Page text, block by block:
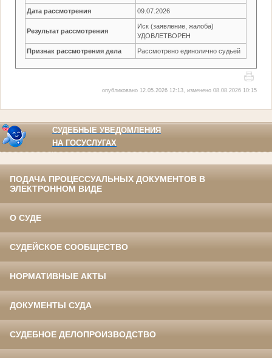
Дата рассмотрения 09.07.2026
Результат рассмотрения
Иск (заявление, жалоба)
УДОВЛЕТВОРЕН
Признак рассмотрения дела Рассмотрено единолично судьей
опубликовано 12.05.2026 12:13, изменено 08.08.2026 10:15
СУДЕБНЫЕ УВЕДОМЛЕНИЯ
НА ГОСУСЛУГАХ
ПОДАЧА ПРОЦЕССУАЛЬНЫХ ДОКУМЕНТОВ В
ЭЛЕКТРОННОМ ВИДЕ
О СУДЕ
СУДЕЙСКОЕ СООБЩЕСТВО
НОРМАТИВНЫЕ АКТЫ
ДОКУМЕНТЫ СУДА
СУДЕБНОЕ ДЕЛОПРОИЗВОДСТВО